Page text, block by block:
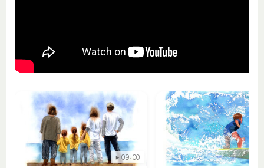
09:00